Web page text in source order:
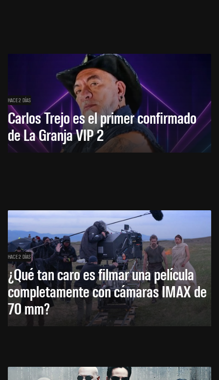
HACE 2 DÍAS
Carlos Trejo es el primer confirmado
de La Granja VIP 2
HACE 2 DÍAS
¿Qué tan caro es filmar una película
completamente con cámaras IMAX de
70 mm?